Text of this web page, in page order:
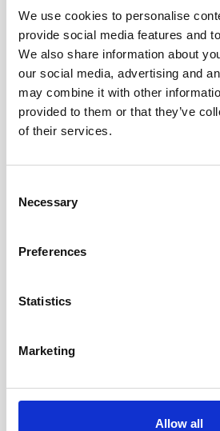
We use cookies to personalise
provide social media features and
We also share information about
our social media, advertising and
may combine it with other
provided to them or that they’ve
of their services.
Selection
Necessary
Preferences
Statistics
Marketing
Allow all
Andra tittade
85 kr/st
Andra köpte